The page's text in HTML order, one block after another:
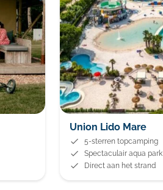
Union Lido Mare
5-sterren topcamping
Spectaculair aqua park
Direct aan het strand